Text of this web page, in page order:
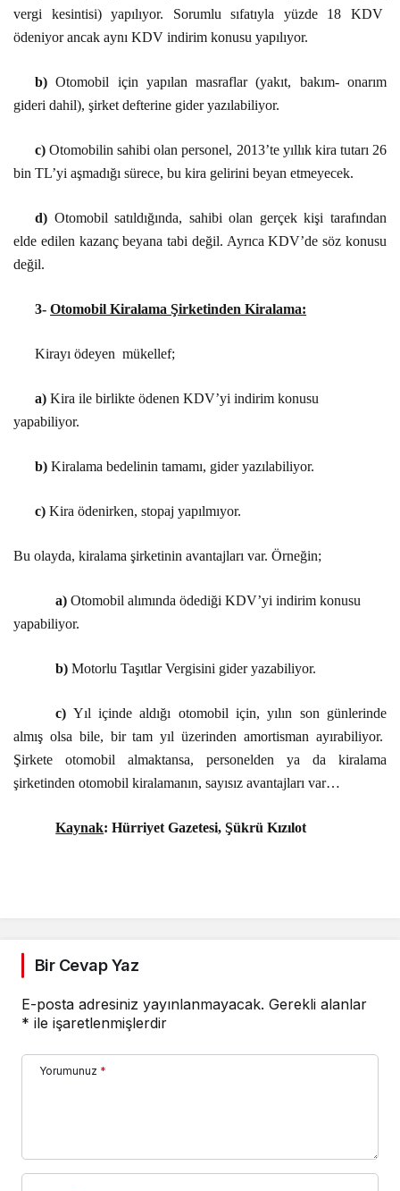
vergi kesintisi) yapılıyor. Sorumlu sıfatıyla yüzde 18 KDV
ödeniyor ancak aynı KDV indirim konusu yapılıyor.
b) Otomobil için yapılan masraflar (yakıt, bakım- onarım
gideri dahil), şirket defterine gider yazılabiliyor.
c) Otomobilin sahibi olan personel, 2013’te yıllık kira tutarı 26
bin TL’yi aşmadığı sürece, bu kira gelirini beyan etmeyecek.
d) Otomobil satıldığında, sahibi olan gerçek kişi tarafından
elde edilen kazanç beyana tabi değil. Ayrıca KDV’de söz konusu
değil.
3-Otomobil Kiralama Şirketinden Kiralama:
Kirayı ödeyen mükellef;
a) Kira ile birlikte ödenen KDV’yi indirim konusu
yapabiliyor.
b) Kiralama bedelinin tamamı, gider yazılabiliyor.
c) Kira ödenirken, stopaj yapılmıyor.
Bu olayda, kiralama şirketinin avantajları var. Örneğin;
a) Otomobil alımında ödediği KDV’yi indirim konusu
yapabiliyor.
b) Motorlu Taşıtlar Vergisini gider yazabiliyor.
c) Yıl içinde aldığı otomobil için, yılın son günlerinde
almış olsa bile, bir tam yıl üzerinden amortisman ayırabiliyor.
Şirkete otomobil almaktansa, personelden ya da kiralama
şirketinden otomobil kiralamanın, sayısız avantajları var…
Kaynak: Hürriyet Gazetesi, Şükrü Kızılot
Bir Cevap Yaz
E-posta adresiniz yayınlanmayacak. Gerekli alanlar
* ile işaretlenmişlerdir
Yorumunuz *